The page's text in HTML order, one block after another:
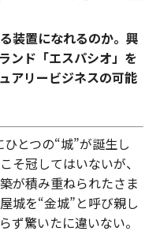
装置になれるのか。興
ンド「エスパシオ」を
アリービジネスの可能
とつの“城”が誕生し
そ冠してはいないが、
が積み重ねられたさま
城を“金城”と呼び親し
ず驚いたに違いない。